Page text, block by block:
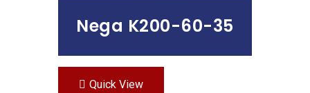
Nega K200-60-35
Quick View